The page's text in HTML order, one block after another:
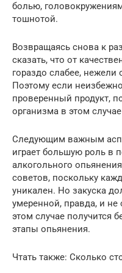
болью,
тошнотой.
Возвращаясь снова к
сказать, что от
гораздо слабее, нежели
Поэтому если
проверенный продукт,
организма в этом
Следующим важным
играет большую роль в
алкогольного
советов, поскольку
уникален. Но закуска
умеренной, правда, и
этом случае получится
этапы опьянения.
Чтать также: Сколько